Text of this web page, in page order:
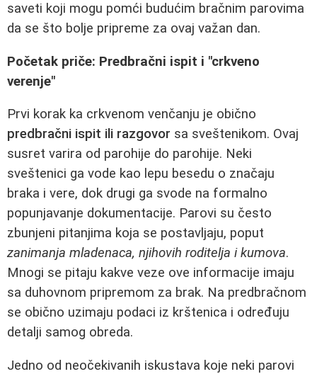
saveti koji mogu pomći budućim bračnim parovima
da se što bolje pripreme za ovaj važan dan.
Početak priče: Predbračni ispit i "crkveno
verenje"
Prvi korak ka crkvenom venčanju je obično
predbračni ispit ili razgovor sa sveštenikom. Ovaj
susret varira od parohije do parohije. Neki
sveštenici ga vode kao lepu besedu o značaju
braka i vere, dok drugi ga svode na formalno
popunjavanje dokumentacije. Parovi su često
zbunjeni pitanjima koja se postavljaju, poput
zanimanja mladenaca, njihovih roditelja i kumova.
Mnogi se pitaju kakve veze ove informacije imaju
sa duhovnom pripremom za brak. Na predbračnom
se obično uzimaju podaci iz krštenica i određuju
detalji samog obreda.
Jedno od neočekivanih iskustava koje neki parovi